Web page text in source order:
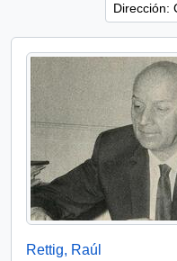
Dirección:
Rettig, Raúl